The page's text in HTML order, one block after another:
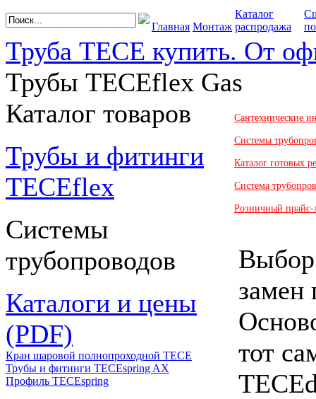
Главная Монтаж
Каталог
распродажа
Труба TECE купить. От
Трубы TECEflex Gas
Каталог товаров
Трубы и фитинги
TECEflex
Системы
трубопроводов
Каталоги и цены
(PDF)
Кран шаровой полнопроходной ТЕСЕ
Трубы и фитинги TECEspring AX
Профиль TECEspring
Сантехнические
Системы
Каталог готовых
Система
Розничный прайс-
замен
тот